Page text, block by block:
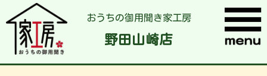
おうちの御用聞き家工房
野田山崎店